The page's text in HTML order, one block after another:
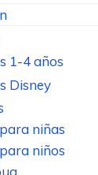
1-4 años
Disney
niñas
niños